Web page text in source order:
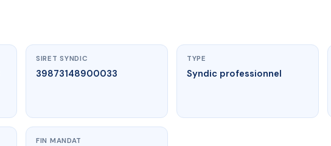
SIRET SYNDIC
39873148900033
TYPE
Syndic professionnel
FIN MANDAT